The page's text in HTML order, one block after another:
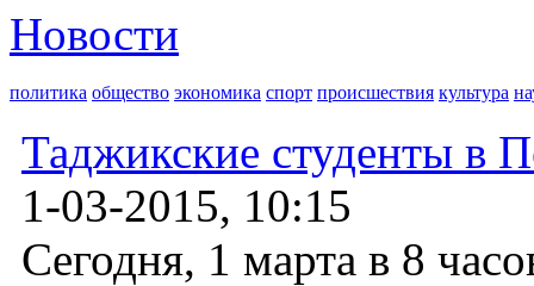
Новости
политика общество экономика спорт происшествия культура
Таджикские студенты в
1-03-2015, 10:15
Сегодня, 1 марта в 8